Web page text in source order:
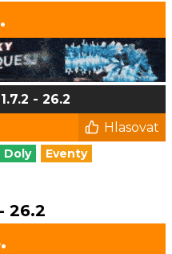
1.7.2 - 26.2
Hlasovat
Doly Eventy
26.2